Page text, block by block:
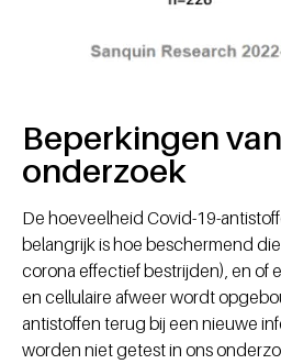
Beperkingen
onderzoek
De hoeveelheid Covid-19-
belangrijk is hoe beschermend
corona effectief bestrijden), en of
en cellulaire afweer wordt
antistoffen terug bij een nieuwe
worden niet getest in ons